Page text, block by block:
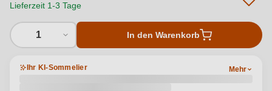
Lieferzeit 1-3 Tage
1 In den Warenkorb
Ihr KI-Sommelier Mehr